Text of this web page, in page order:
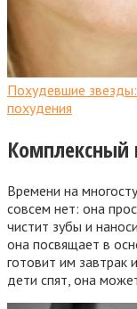
Похудевшие
похудения
Комплексный
Времени на
совсем нет: она
чистит зубы и
она посвящает в
готовит им завтрак
дети спят, она